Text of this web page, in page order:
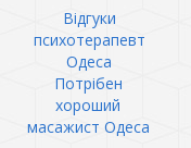
Відгуки
психотерапевт
Одеса
Потрібен
хороший
масажист Одеса